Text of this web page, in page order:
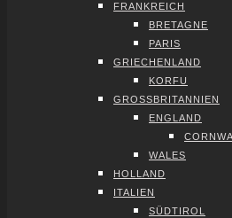
FRANK­REICH
BRE­TA­GNE
PARIS
GRIE­CHEN­LAND
KOR­FU
GROSS­BRI­TAN­NI­EN
ENG­LAND
WALES
HOL­LAND
ITA­LI­EN
SÜD­TI­ROL